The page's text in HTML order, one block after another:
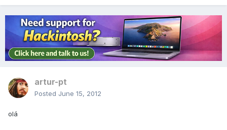
artur-pt
Posted June 15, 2012
olá